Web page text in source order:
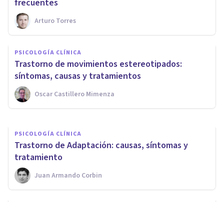
frecuentes
Arturo Torres
PSICOLOGÍA CLÍNICA
Trastorno de movimientos estereotipados:
síntomas, causas y tratamientos
Oscar Castillero Mimenza
PSICOLOGÍA CLÍNICA
Trastorno de
despersonalización: síntomas,
causas y tratamiento
Oscar Castillero Mimenza
PSICOLOGÍA CLÍNICA
​Trastorno de Adaptación: causas, síntomas y
tratamiento
Juan Armando Corbin